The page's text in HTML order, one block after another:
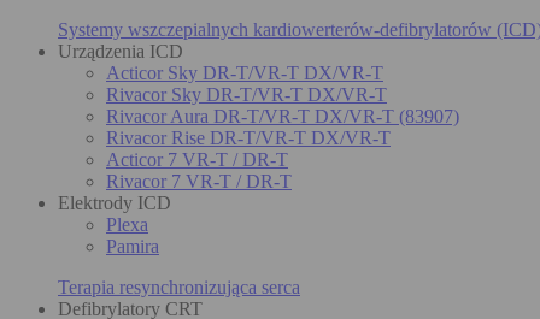
Systemy wszczepialnych kardiowerterów-defibrylatorów
Urządzenia ICD
Acticor Sky DR-T/VR-T DX/VR-T
Rivacor Sky DR-T/VR-T DX/VR-T
Rivacor Aura DR-T/VR-T DX/VR-T (83907)
Rivacor Rise DR-T/VR-T DX/VR-T
Acticor 7 VR-T / DR-T
Rivacor 7 VR-T / DR-T
Elektrody ICD
Plexa
Pamira
Terapia resynchronizująca serca
Defibrylatory CRT